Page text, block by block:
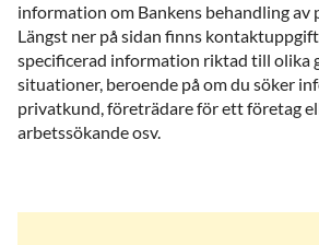
information om Bankens behandling av
Längst ner på sidan finns
specificerad information riktad till olika
situationer, beroende på om du söker
privatkund, företrädare för ett företag
arbetssökande osv.